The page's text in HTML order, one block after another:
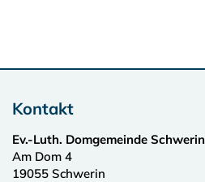
Kontakt
Ev.-Luth. Domgemeinde Schwerin
Am Dom 4
19055 Schwerin